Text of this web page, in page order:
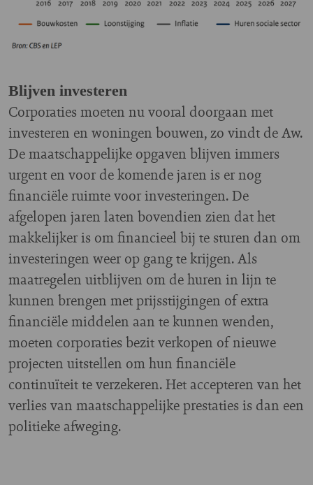
Blijven investeren
Corporaties moeten nu vooral doorgaan met
investeren en woningen bouwen, zo vindt de Aw.
De maatschappelijke opgaven blijven immers
urgent en voor de komende jaren is er nog
financiële ruimte voor investeringen. De
afgelopen jaren laten bovendien zien dat het
makkelijker is om financieel bij te sturen dan om
investeringen weer op gang te krijgen. Als
maatregelen uitblijven om de huren in lijn te
kunnen brengen met prijsstijgingen of extra
financiële middelen aan te kunnen wenden,
moeten corporaties bezit verkopen of nieuwe
projecten uitstellen om hun financiële
continuïteit te verzekeren. Het accepteren van het
verlies van maatschappelijke prestaties is dan een
politieke afweging.